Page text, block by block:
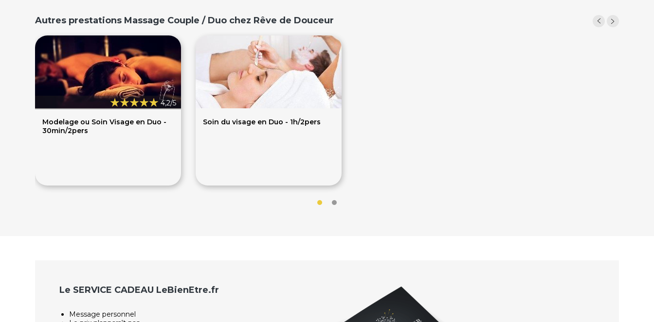
Autres prestations Massage Couple / Duo chez Rêve de Douceur
4,2/5
Modelage ou Soin Visage en Duo -
30min/2pers
Soin du visage en Duo - 1h/2pers
Le SERVICE CADEAU LeBienEtre.fr
Message personnel